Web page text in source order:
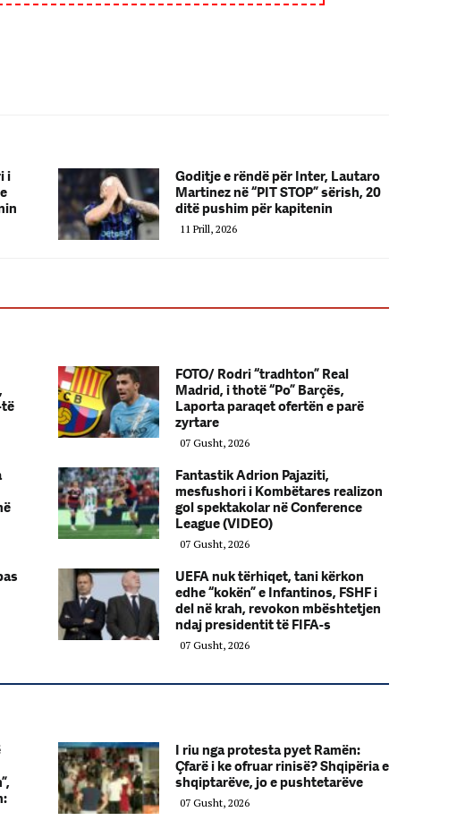
i
Goditje e rëndë për Inter, Lautaro
Martinez në “PIT STOP” sërish, 20
ditë pushim për kapitenin
11 Prill, 2026
të
FOTO/ Rodri “tradhton” Real
Madrid, i thotë “Po” Barçës,
Laporta paraqet ofertën e parë
zyrtare
07 Gusht, 2026
Fantastik Adrion Pajaziti,
mesfushori i Kombëtares realizon
gol spektakolar në Conference
League (VIDEO)
07 Gusht, 2026
UEFA nuk tërhiqet, tani kërkon
edhe “kokën” e Infantinos, FSHF i
del në krah, revokon mbështetjen
ndaj presidentit të FIFA-s
07 Gusht, 2026
I riu nga protesta pyet Ramën:
Çfarë i ke ofruar rinisë? Shqipëria e
shqiptarëve, jo e pushtetarëve
07 Gusht, 2026